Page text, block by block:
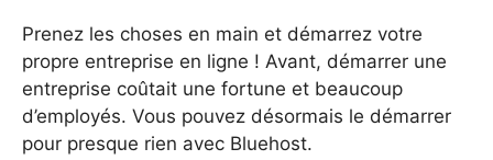
Prenez les choses en main et démarrez votre
propre entreprise en ligne ! Avant, démarrer une
entreprise coûtait une fortune et beaucoup
d’employés. Vous pouvez désormais le démarrer
pour presque rien avec Bluehost.